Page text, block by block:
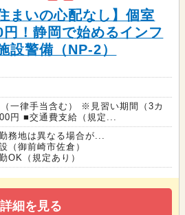
住まいの心配なし】個室
円！静岡で始めるインフ
設警備（NP-2）
一律手当含む） ※見習い期間（3カ
円 ■交通費支給（規定...
務地は異なる場合が...
（御前崎市佐倉）
OK（規定あり）
詳細を見る